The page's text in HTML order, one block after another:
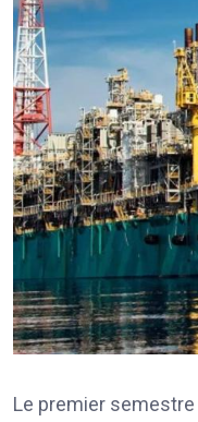
Le premier